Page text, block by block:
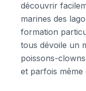
Quand partir
Infos pratiques
découvrir
marines des
formation
tous dévoile un
poissons-
et parfois même